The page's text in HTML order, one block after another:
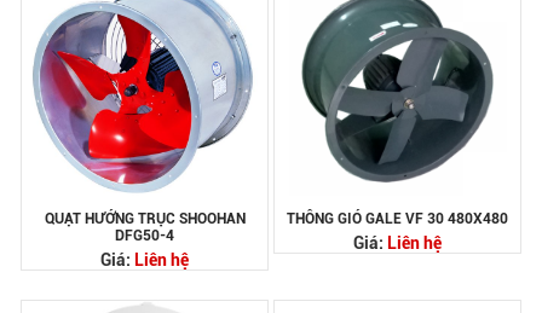
QUẠT HƯỚNG TRỤC SHOOHAN
DFG50-4
Giá: Liên hệ
THÔNG GIÓ GALE VF 30 480X480
Giá: Liên hệ